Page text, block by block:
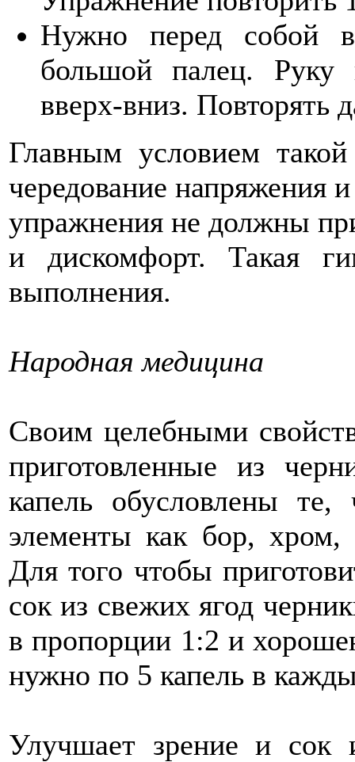
Нужно перед собой
большой палец. Руку
вверх-вниз. Повторять
Главным условием
чередование напряжения
упражнения не должны
и дискомфорт. Такая
выполнения.
Народная медицина
Своим целебными
приготовленные из
капель обусловлены те,
элементы как бор, хром,
Для того чтобы
сок из свежих ягод
в пропорции 1:2 и
нужно по 5 капель в
Улучшает зрение и сок